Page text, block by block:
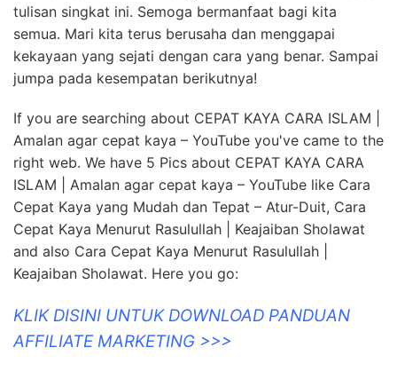
tulisan singkat ini. Semoga bermanfaat bagi kita
semua. Mari kita terus berusaha dan menggapai
kekayaan yang sejati dengan cara yang benar. Sampai
jumpa pada kesempatan berikutnya!
If you are searching about CEPAT KAYA CARA ISLAM |
Amalan agar cepat kaya – YouTube you've came to the
right web. We have 5 Pics about CEPAT KAYA CARA
ISLAM | Amalan agar cepat kaya – YouTube like Cara
Cepat Kaya yang Mudah dan Tepat – Atur-Duit, Cara
Cepat Kaya Menurut Rasulullah | Keajaiban Sholawat
and also Cara Cepat Kaya Menurut Rasulullah |
Keajaiban Sholawat. Here you go:
KLIK DISINI UNTUK DOWNLOAD PANDUAN
AFFILIATE MARKETING >>>